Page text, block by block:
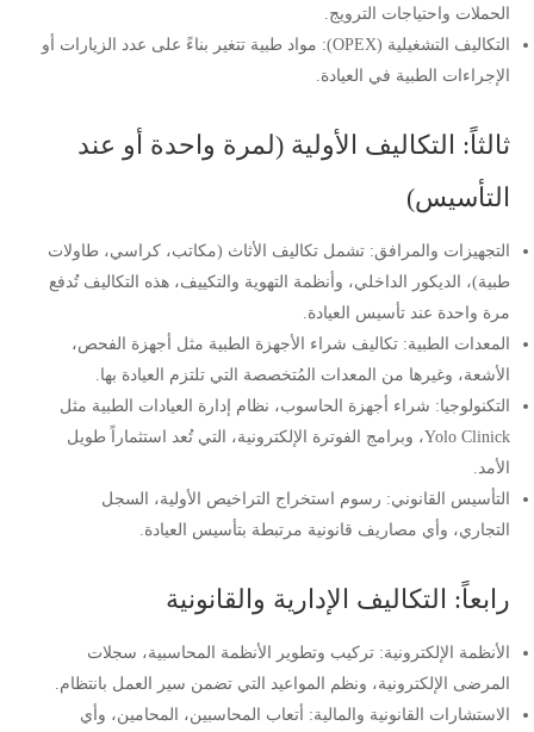
الحملات واحتياجات الترويج.
التكاليف التشغيلية (OPEX): مواد طبية تتغير بناءً على عدد الزيارات أو
الإجراءات الطبية في العيادة.
ثالثاً: التكاليف الأولية (لمرة واحدة أو عند
التأسيس)
التجهيزات والمرافق: تشمل تكاليف الأثاث (مكاتب، كراسي، طاولات
طبية)، الديكور الداخلي، وأنظمة التهوية والتكييف، هذه التكاليف تُدفع
مرة واحدة عند تأسيس العيادة.
المعدات الطبية: تكاليف شراء الأجهزة الطبية مثل أجهزة الفحص،
الأشعة، وغيرها من المعدات المُتخصصة التي تلتزم العيادة بها.
التكنولوجيا: شراء أجهزة الحاسوب، نظام إدارة العيادات الطبية مثل
Yolo Clinick، وبرامج الفوترة الإلكترونية، التي تُعد استثماراً طويل
الأمد.
التأسيس القانوني: رسوم استخراج التراخيص الأولية، السجل
التجاري، وأي مصاريف قانونية مرتبطة بتأسيس العيادة.
رابعاً: التكاليف الإدارية والقانونية
الأنظمة الإلكترونية: تركيب وتطوير الأنظمة المحاسبية، سجلات
المرضى الإلكترونية، ونظم المواعيد التي تضمن سير العمل بانتظام.
الاستشارات القانونية والمالية: أتعاب المحاسبين، المحامين، وأي